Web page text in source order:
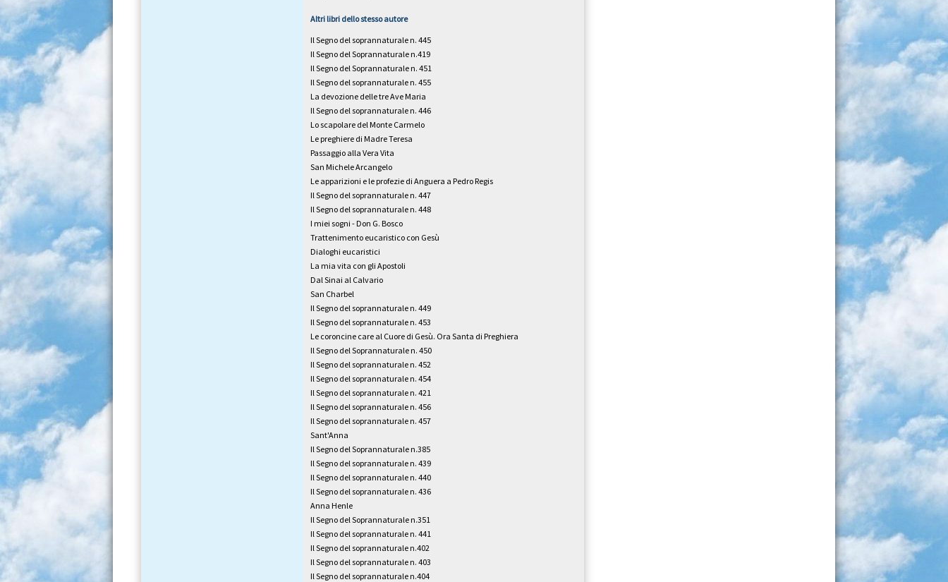
Altri libri dello stesso autore
Il Segno del soprannaturale n. 445
Il Segno del Soprannaturale n.419
Il Segno del Soprannaturale n. 451
Il Segno del soprannaturale n. 455
La devozione delle tre Ave Maria
Il Segno del soprannaturale n. 446
Lo scapolare del Monte Carmelo
Le preghiere di Madre Teresa
Passaggio alla Vera Vita
San Michele Arcangelo
Le apparizioni e le profezie di Anguera a Pedro Regis
Il Segno del soprannaturale n. 447
Il Segno del soprannaturale n. 448
I miei sogni - Don G. Bosco
Trattenimento eucaristico con Gesù
Dialoghi eucaristici
La mia vita con gli Apostoli
Dal Sinai al Calvario
San Charbel
Il Segno del soprannaturale n. 449
Il Segno del soprannaturale n. 453
Le coroncine care al Cuore di Gesù. Ora Santa di Preghiera
Il Segno del Soprannaturale n. 450
Il Segno del soprannaturale n. 452
Il Segno del soprannaturale n. 454
Il Segno del soprannaturale n. 421
Il Segno del soprannaturale n. 456
Il Segno del soprannaturale n. 457
Sant'Anna
Il Segno del Soprannaturale n.385
Il Segno del soprannaturale n. 439
Il Segno del soprannaturale n. 440
Il Segno del soprannaturale n. 436
Anna Henle
Il Segno del Soprannaturale n.351
Il Segno del soprannaturale n. 441
Il Segno del soprannaturale n.402
Il Segno del soprannaturale n. 403
Il Segno del soprannaturale n.404